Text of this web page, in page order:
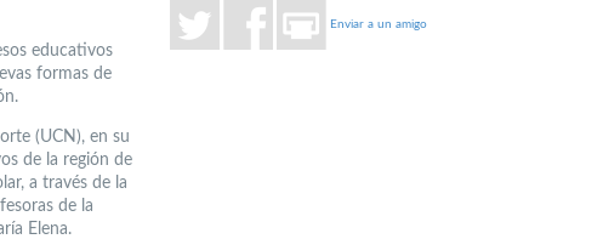
educativos
formas de
(UCN), en su
de la región de
a través de la
de la
Elena.
Enviar a un amigo